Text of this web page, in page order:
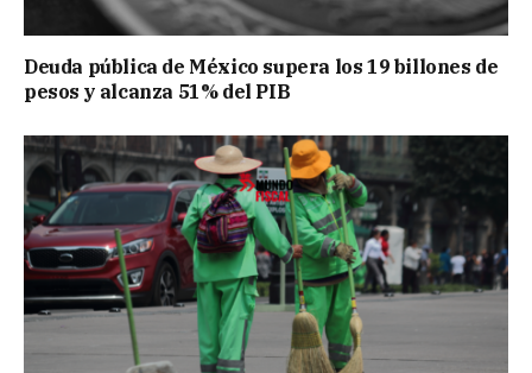
Deuda pública de México supera los 19 billones de
pesos y alcanza 51% del PIB